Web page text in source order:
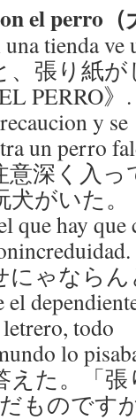
el perro
tienda
、張り紙
PERRO》
y se
un perro
深く入
犬がいた。
que hay
にゃなら
letrero, todo
lo
えた。「
ものです